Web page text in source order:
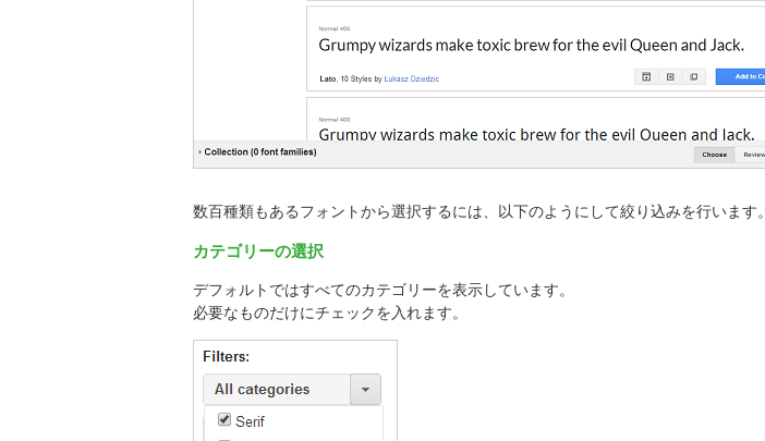
数百種類もあるフォントから選択するには、以下のようにして絞り込みを行います。
カテゴリーの選択
デフォルトではすべてのカテゴリーを表示しています。
必要なものだけにチェックを入れます。